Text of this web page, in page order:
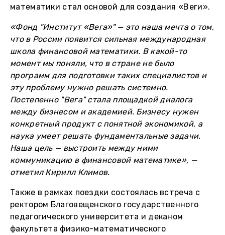
математики стал основой для создания «Веги».
«Фонд "Институт «Вега»" — это наша мечта о том,
что в России появится сильная международная
школа финансовой математики. В какой-то
момент мы поняли, что в стране не было
программ для подготовки таких специалистов и
эту проблему нужно решать системно.
Постепенно "Вега" стала площадкой диалога
между бизнесом и академией. Бизнесу нужен
конкретный продукт с понятной экономикой, а
наука умеет решать фундаментальные задачи.
Наша цель — выстроить между ними
коммуникацию в финансовой математике», —
отметил Кирилл Климов.
Также в рамках поездки состоялась встреча с
ректором Благовещенского государственного
педагогического университета и деканом
факультета физико-математического